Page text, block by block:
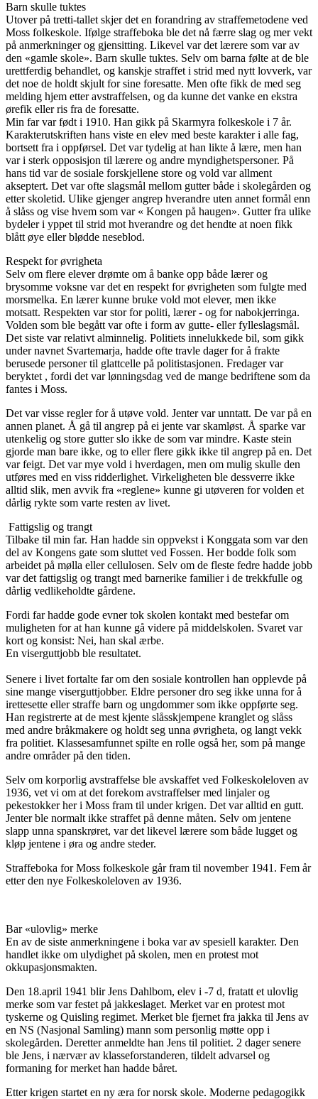
Barn skulle tuktes
Utover på tretti-tallet skjer det en forandring av straffemetodene ved
Moss folkeskole. Ifølge straffeboka ble det nå færre slag og mer vekt
på anmerkninger og gjensitting. Likevel var det lærere som var av
den «gamle skole». Barn skulle tuktes. Selv om barna følte at de ble
urettferdig behandlet, og kanskje straffet i strid med nytt lovverk, var
det noe de holdt skjult for sine foresatte. Men ofte fikk de med seg
melding hjem etter avstraffelsen, og da kunne det vanke en ekstra
ørefik eller ris fra de foresatte.
Min far var født i 1910. Han gikk på Skarmyra folkeskole i 7 år.
Karakterutskriften hans viste en elev med beste karakter i alle fag,
bortsett fra i oppførsel. Det var tydelig at han likte å lære, men han
var i sterk opposisjon til lærere og andre myndighetspersoner. På
hans tid var de sosiale forskjellene store og vold var allment
akseptert. Det var ofte slagsmål mellom gutter både i skolegården og
etter skoletid. Ulike gjenger angrep hverandre uten annet formål enn
å slåss og vise hvem som var « Kongen på haugen». Gutter fra ulike
bydeler i yppet til strid mot hverandre og det hendte at noen fikk
blått øye eller blødde neseblod.
Respekt for øvrigheta
Selv om flere elever drømte om å banke opp både lærer og
brysomme voksne var det en respekt for øvrigheten som fulgte med
morsmelka. En lærer kunne bruke vold mot elever, men ikke
motsatt. Respekten var stor for politi, lærer - og for nabokjerringa.
Volden som ble begått var ofte i form av gutte- eller fylleslagsmål.
Det siste var relativt alminnelig. Politiets innelukkede bil, som gikk
under navnet Svartemarja, hadde ofte travle dager for å frakte
berusede personer til glattcelle på politistasjonen. Fredager var
beryktet , fordi det var lønningsdag ved de mange bedriftene som da
fantes i Moss.
Det var visse regler for å utøve vold. Jenter var unntatt. De var på en
annen planet. Å gå til angrep på ei jente var skamløst. Å sparke var
utenkelig og store gutter slo ikke de som var mindre. Kaste stein
gjorde man bare ikke, og to eller flere gikk ikke til angrep på en. Det
var feigt. Det var mye vold i hverdagen, men om mulig skulle den
utføres med en viss ridderlighet. Virkeligheten ble dessverre ikke
alltid slik, men avvik fra «reglene» kunne gi utøveren for volden et
dårlig rykte som varte resten av livet.
Fattigslig og trangt
Tilbake til min far. Han hadde sin oppvekst i Konggata som var den
del av Kongens gate som sluttet ved Fossen. Her bodde folk som
arbeidet på mølla eller cellulosen. Selv om de fleste fedre hadde jobb
var det fattigslig og trangt med barnerike familier i de trekkfulle og
dårlig vedlikeholdte gårdene.
Fordi far hadde gode evner tok skolen kontakt med bestefar om
muligheten for at han kunne gå videre på middelskolen. Svaret var
kort og konsist: Nei, han skal ærbe.
En viserguttjobb ble resultatet.
Senere i livet fortalte far om den sosiale kontrollen han opplevde på
sine mange viserguttjobber. Eldre personer dro seg ikke unna for å
irettesette eller straffe barn og ungdommer som ikke oppførte seg.
Han registrerte at de mest kjente slåsskjempene kranglet og slåss
med andre bråkmakere og holdt seg unna øvrigheta, og langt vekk
fra politiet. Klassesamfunnet spilte en rolle også her, som på mange
andre områder på den tiden.
Selv om korporlig avstraffelse ble avskaffet ved Folkeskoleloven av
1936, vet vi om at det forekom avstraffelser med linjaler og
pekestokker her i Moss fram til under krigen. Det var alltid en gutt.
Jenter ble normalt ikke straffet på denne måten. Selv om jentene
slapp unna spanskrøret, var det likevel lærere som både lugget og
kløp jentene i øra og andre steder.
Straffeboka for Moss folkeskole går fram til november 1941. Fem år
etter den nye Folkeskoleloven av 1936.
Bar «ulovlig» merke
En av de siste anmerkningene i boka var av spesiell karakter. Den
handlet ikke om ulydighet på skolen, men en protest mot
okkupasjonsmakten.
Den 18.april 1941 blir Jens Dahlbom, elev i -7 d, fratatt et ulovlig
merke som var festet på jakkeslaget. Merket var en protest mot
tyskerne og Quisling regimet. Merket ble fjernet fra jakka til Jens av
en NS (Nasjonal Samling) mann som personlig møtte opp i
skolegården. Deretter anmeldte han Jens til politiet. 2 dager senere
ble Jens, i nærvær av klasseforstanderen, tildelt advarsel og
formaning for merket han hadde båret.
Etter krigen startet en ny æra for norsk skole. Moderne pedagogikk